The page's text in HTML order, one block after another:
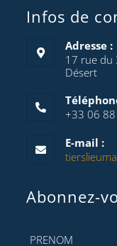
Infos de
Adresse :
17 rue du
Désert
+33 06
E-mail :
Abonnez-
PRENOM